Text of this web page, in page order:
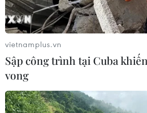
Các địa phương ứng phó
vietnamplus.vn
Sập công trình tại Cuba
vong